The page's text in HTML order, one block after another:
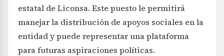
estatal de Liconsa. Este puesto le permitirá
manejar la distribución de apoyos sociales en la
entidad y puede representar una plataforma
para futuras aspiraciones políticas.